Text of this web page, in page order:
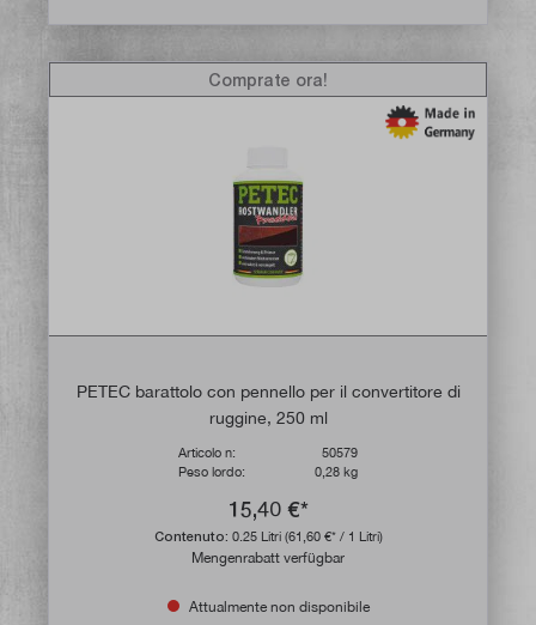
PETEC barattolo con pennello per il convertitore di
ruggine, 250 ml
Articolo n:
50579
Peso lordo:
0,28 kg
15,40 €*
Contenuto: 0.25 Litri (61,60 €* / 1 Litri)
Mengenrabatt verfügbar
Comprate ora!
Attualmente non disponibile